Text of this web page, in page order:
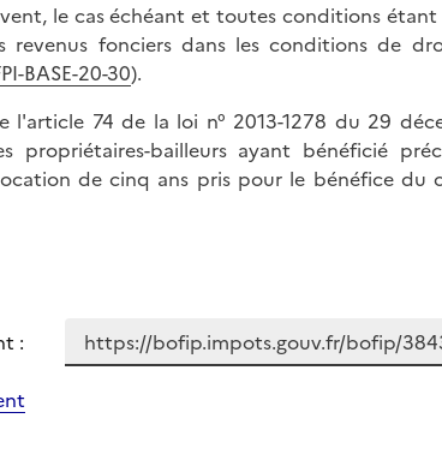
le cas échéant et toutes conditions
revenus fonciers dans les conditions de
BASE-20-30).
l'article 74 de la loi n° 2013-1278 du 29
propriétaires-bailleurs ayant bénéficié
de cinq ans pris pour le bénéfice
: